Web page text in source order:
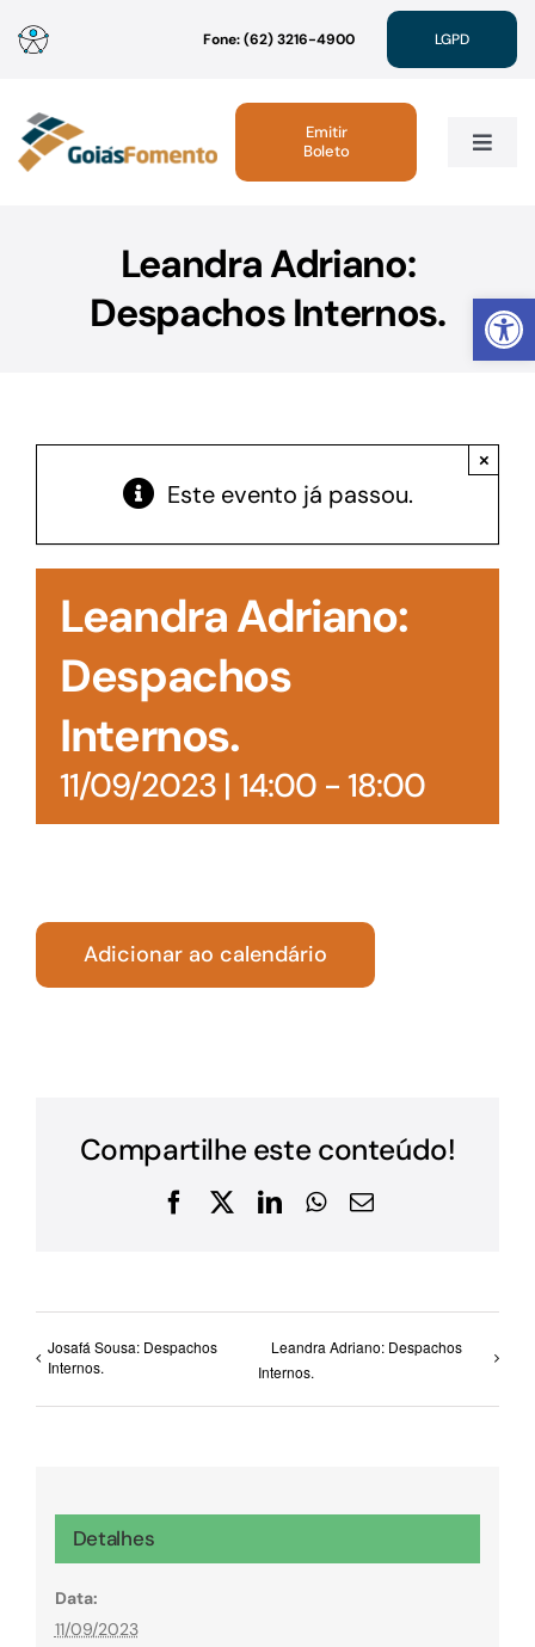
Abrir
para
conteúdo
Fone: (62) 3216-4900 LGPD
Toggle
Linhas de Crédito
Acesso à Informação
Emitir
Boleto
Leandra Adriano:
Despachos Internos.
Este evento já passou.
×
Leandra Adriano:
Despachos
Internos.
11/09/2023 | 14:00- 18:00
Adicionar ao calendário
Compartilhe este conteúdo!
Facebook
X LinkedInWhatsApp
E-
Josafá Sousa: Despachos
Internos.
Leandra Adriano: Despachos
Internos.
Detalhes
Data:
11/09/2023